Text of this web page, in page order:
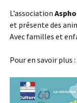
L’association
et présente des
Avec familles et
Pour en savoir plus :